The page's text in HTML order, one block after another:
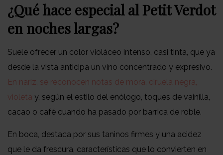
¿Qué hace especial al Petit Verdot
en noches largas?
Suele ofrecer un color violáceo intenso, casi tinta, que ya
desde la vista anticipa un vino concentrado y expresivo.
En nariz, se reconocen notas de mora, ciruela negra,
violeta y, según el estilo del enólogo, toques de vainilla,
cacao o café cuando ha pasado por barrica de roble.
En boca, destaca por sus taninos firmes y una acidez
que le da frescura, características que lo convierten en